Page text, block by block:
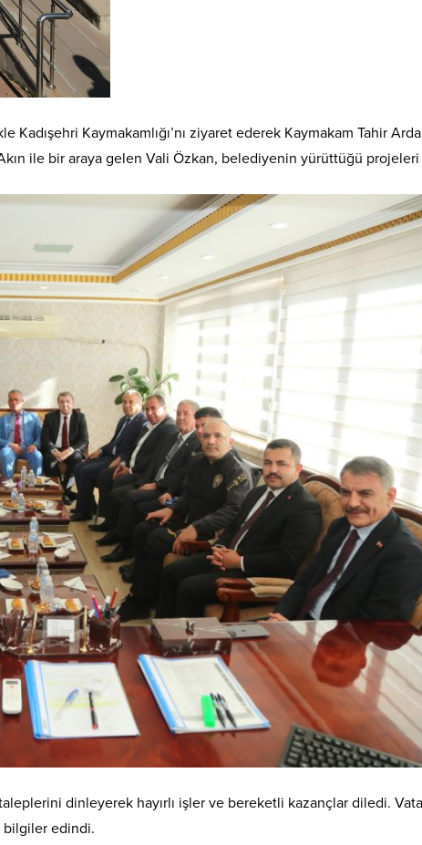
Kaymakamlığı’nı ziyaret ederek Kaymakam Tahir
ile bir araya gelen Vali Özkan, belediyenin yürüttüğü
dinleyerek hayırlı işler ve bereketli kazançlar diledi.
bilgiler edindi.